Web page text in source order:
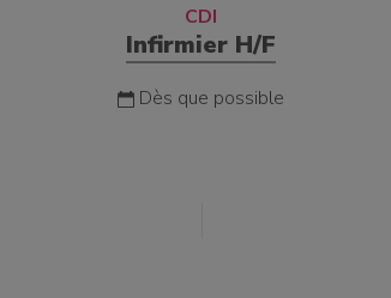
CDI
Infirmier H/F
Dès que possible